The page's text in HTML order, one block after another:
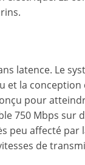
latence. Le
et la
pour
750 Mbps sur
peu affecté
de